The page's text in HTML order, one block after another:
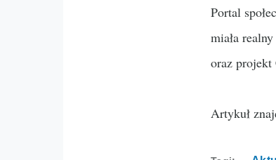
Portal
miała
oraz projekt
Artykuł